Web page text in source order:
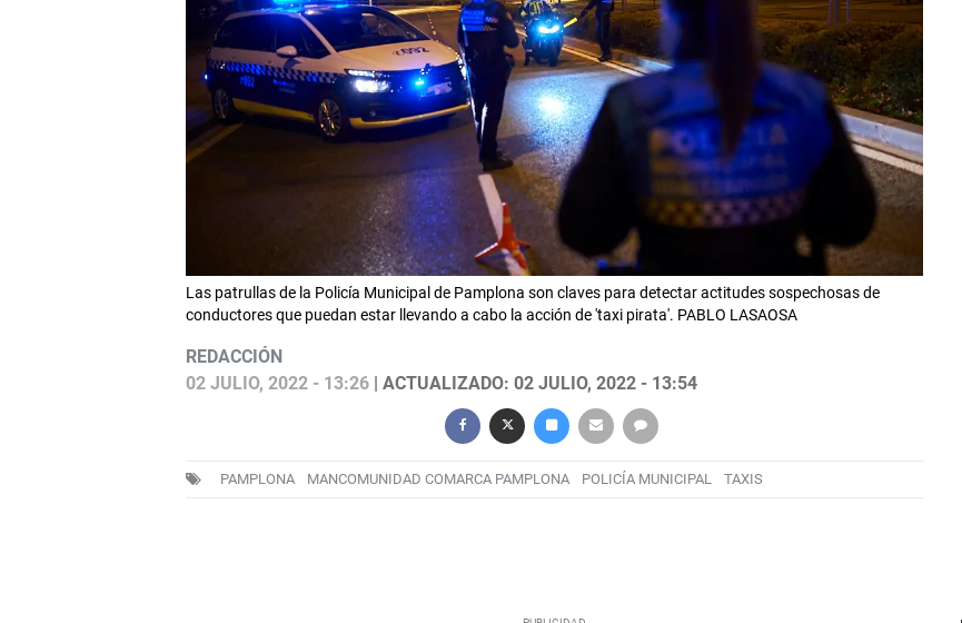
Las patrullas de la Policía Municipal de Pamplona son claves para detectar actitudes sospechosas de
conductores que puedan estar llevando a cabo la acción de 'taxi pirata'. PABLO LASAOSA
REDACCIÓN
02 JULIO, 2022 - 13:26| ACTUALIZADO: 02 JULIO, 2022 - 13:54
PAMPLONA MANCOMUNIDAD COMARCA PAMPLONA POLICÍA MUNICIPAL TAXIS